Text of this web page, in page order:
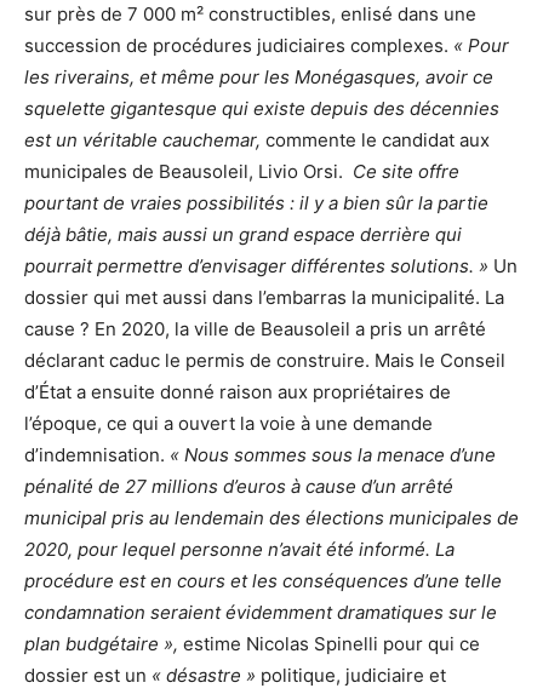
sur près de 7 000 m² constructibles, enlisé dans une
succession de procédures judiciaires complexes. « Pour
les riverains, et même pour les Monégasques, avoir ce
squelette gigantesque qui existe depuis des décennies
est un véritable cauchemar, commente le candidat aux
municipales de Beausoleil, Livio Orsi. Ce site offre
pourtant de vraies possibilités : il y a bien sûr la partie
déjà bâtie, mais aussi un grand espace derrière qui
pourrait permettre d’envisager différentes solutions. » Un
dossier qui met aussi dans l’embarras la municipalité. La
cause ? En 2020, la ville de Beausoleil a pris un arrêté
déclarant caduc le permis de construire. Mais le Conseil
d’État a ensuite donné raison aux propriétaires de
l’époque, ce qui a ouvert la voie à une demande
d’indemnisation. « Nous sommes sous la menace d’une
pénalité de 27 millions d’euros à cause d’un arrêté
municipal pris au lendemain des élections municipales de
2020, pour lequel personne n’avait été informé. La
procédure est en cours et les conséquences d’une telle
condamnation seraient évidemment dramatiques sur le
plan budgétaire », estime Nicolas Spinelli pour qui ce
dossier est un « désastre » politique, judiciaire et